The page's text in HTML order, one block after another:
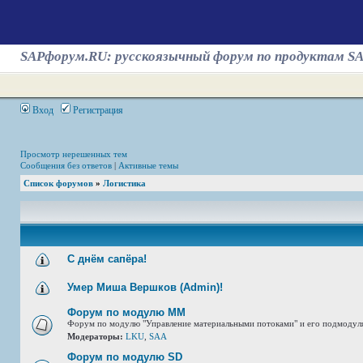
SAPфорум.RU: русскоязычный форум по продуктам
Вход Регистрация
Просмотр нерешенных тем
Сообщения без ответов | Активные темы
Список форумов » Логистика
С днём сапёра!
Умер Миша Вершков (Admin)!
Форум по модулю ММ
Форум по модулю "Управление материальными потоками" и его
Модераторы: LKU SAA
Форум по модулю SD